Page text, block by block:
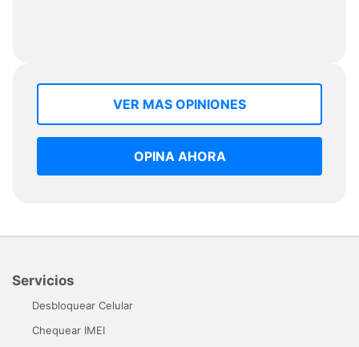
VER MAS OPINIONES
OPINA AHORA
Servicios
Desbloquear Celular
Chequear IMEI